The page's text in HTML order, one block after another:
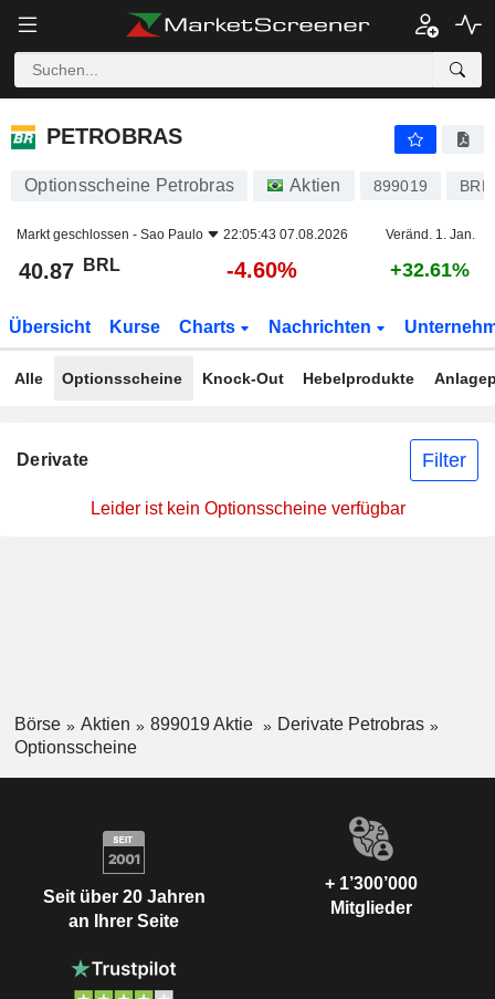
PETROBRAS
PETROBRAS
Optionsscheine Petrobras Aktien 899019
Markt geschlossen - Sao Paulo 22:05:43 07.08.2026 Veränd. 1. Jan.
40.87 BRL -4.60% +32.61%
Übersicht Kurse Charts Nachrichten
Alle Optionsscheine Knock-Out Hebelprodukte
Derivate Filter
Leider ist kein Optionsscheine verfügbar
Börse Aktien 899019 Aktie
Derivate Petrobras
Optionsscheine
Seit über 20 Jahren
an Ihrer Seite
+ 1’300’000
Mitglieder